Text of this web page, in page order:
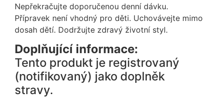
Nepřekračujte doporučenou denní dávku.
Přípravek není vhodný pro děti. Uchovávejte mimo
dosah dětí. Dodržujte zdravý životní styl.
Doplňující informace:
Tento produkt je registrovaný
(notifikovaný) jako doplněk
stravy.